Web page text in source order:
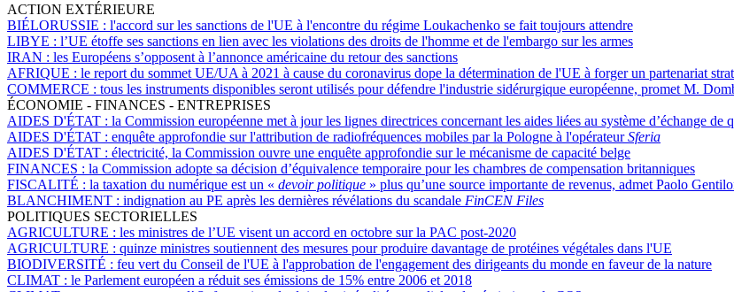
ACTION EXTÉRIEURE
BIÉLORUSSIE : l'accord sur les sanctions de l'UE à l'encontre du régime Loukachenko se fait toujours attendre
LIBYE : l’UE étoffe ses sanctions en lien avec les violations des droits de l'homme et de l'embargo sur les armes
IRAN : les Européens s’opposent à l’annonce américaine du retour des sanctions
AFRIQUE : le report du sommet UE/UA à 2021 à cause du coronavirus dope la détermination de l'UE à forger un partenariat
COMMERCE : tous les instruments disponibles seront utilisés pour défendre l'industrie sidérurgique européenne, promet M.
ÉCONOMIE - FINANCES - ENTREPRISES
AIDES D'ÉTAT : la Commission européenne met à jour les lignes directrices concernant les aides liées au système d’échange de
AIDES D'ÉTAT : enquête approfondie sur l'attribution de radiofréquences mobiles par la Pologne à l'opérateurSferia
AIDES D'ÉTAT : électricité, la Commission ouvre une enquête approfondie sur le mécanisme de capacité belge
FINANCES : la Commission adopte sa décision d’équivalence temporaire pour les chambres de compensation britanniques
FISCALITÉ : la taxation du numérique est un « devoir politique » plus qu’une source importante de revenus, admet Paolo
BLANCHIMENT : indignation au PE après les dernières révélations du scandale FinCEN Files
POLITIQUES SECTORIELLES
AGRICULTURE : les ministres de l’UE visent un accord en octobre sur la PAC post-2020
AGRICULTURE : quinze ministres soutiennent des mesures pour produire davantage de protéines végétales dans l'UE
BIODIVERSITÉ : feu vert du Conseil de l'UE à l'approbation de l'engagement des dirigeants du monde en faveur de la nature
CLIMAT : le Parlement européen a réduit ses émissions de 15% entre 2006 et 2018